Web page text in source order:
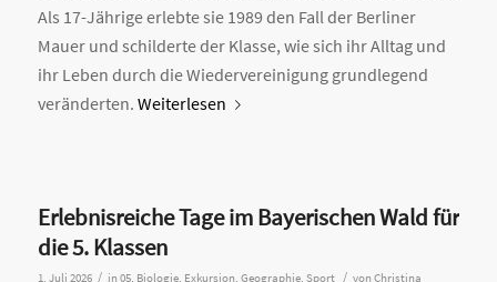
Als 17-Jährige erlebte sie 1989 den Fall der Berliner
Mauer und schilderte der Klasse, wie sich ihr Alltag und
ihr Leben durch die Wiedervereinigung grundlegend
veränderten. Weiterlesen
Erlebnisreiche Tage im Bayerischen Wald für
die 5. Klassen
1. Juli 2026 / in 05, Biologie, Exkursion, Geographie, Sport / von ​Christina